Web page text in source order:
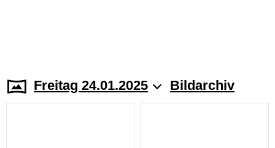
Freitag 24.01.2025 Bildarchiv